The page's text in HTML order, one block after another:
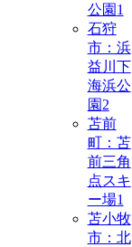
公園 1
石狩
市：浜
益川下
海浜公
園 2
苫前
町：苫
前三角
点スキ
ー場1
苫小牧
市：北